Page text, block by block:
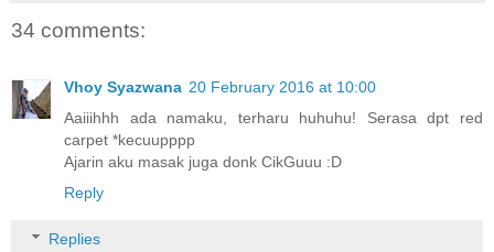
34 comments:
Vhoy Syazwana 20 February 2016 at 10:00
Aaiiihhh ada namaku, terharu huhuhu! Serasa dpt red
carpet *kecuupppp
Ajarin aku masak juga donk CikGuuu :D
Reply
Replies